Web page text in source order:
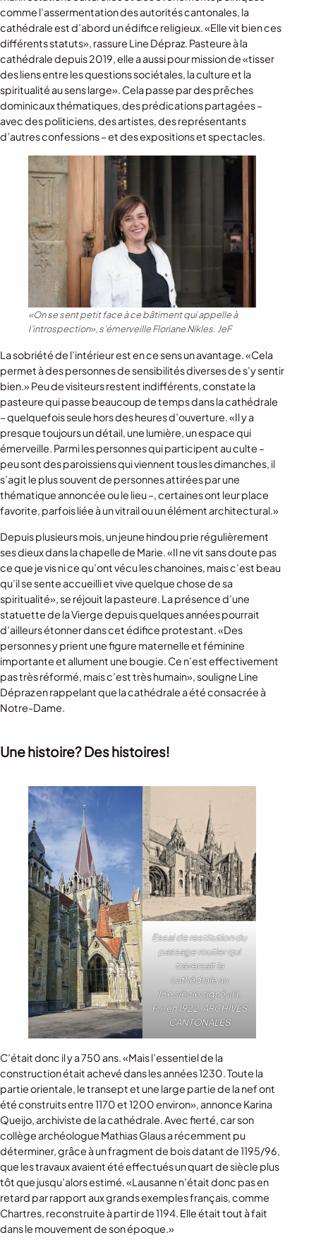
comme l’assermentation des autorités cantonales, la
cathédrale est d’abord un édifice religieux. «Elle vit bien ces
différents statuts», rassure Line Dépraz. Pasteure à la
cathédrale depuis 2019, elle a aussi pour mission de «tisser
des liens entre les questions sociétales, la culture et la
spiritualité au sens large». Cela passe par des prêches
dominicaux thématiques, des prédications partagées –
avec des politiciens, des artistes, des représentants
d’autres confessions – et des expositions et spectacles.
«On se sent petit face à ce bâtiment qui appelle à
l’introspection», s’émerveille Floriane Nikles.JeF
La sobriété de l’intérieur est en ce sens un avantage. «Cela
permet à des personnes de sensibilités diverses de s’y sentir
bien.» Peu de visiteurs restent indifférents, constate la
pasteure qui passe beaucoup de temps dans la cathédrale
– quelquefois seule hors des heures d’ouverture. «Il y a
presque toujours un détail, une lumière, un espace qui
émerveille. Parmi les personnes qui participent au culte –
peu sont des paroissiens qui viennent tous les dimanches, il
s’agit le plus souvent de personnes attirées par une
thématique annoncée ou le lieu –, certaines ont leur place
favorite, parfois liée à un vitrail ou un élément architectural.»
Depuis plusieurs mois, un jeune hindou prie régulièrement
ses dieux dans la chapelle de Marie. «Il ne vit sans doute pas
ce que je vis ni ce qu’ont vécu les chanoines, mais c’est beau
qu’il se sente accueilli et vive quelque chose de sa
spiritualité», se réjouit la pasteure. La présence d’une
statuette de la Vierge depuis quelques années pourrait
d’ailleurs étonner dans cet édifice protestant. «Des
personnes y prient une figure maternelle et féminine
importante et allument une bougie. Ce n’est effectivement
pas très réformé, mais c’est très humain», souligne Line
Dépraz en rappelant que la cathédrale a été consacrée à
Notre-Dame.
Une histoire? Des histoires!
Essai de restitution du
passage routier qui
traversait la
cathédrale au
13e siècle signé «H.
F.» en 1922. ARCHIVES
CANTONALES
C’était donc il y a 750 ans. «Mais l’essentiel de la
construction était achevé dans les années 1230. Toute la
partie orientale, le transept et une large partie de la nef ont
été construits entre 1170 et 1200 environ», annonce Karina
Queijo, archiviste de la cathédrale. Avec fierté, car son
collège archéologue Mathias Glaus a récemment pu
déterminer, grâce à un fragment de bois datant de 1195/96,
que les travaux avaient été effectués un quart de siècle plus
tôt que jusqu’alors estimé. «Lausanne n’était donc pas en
retard par rapport aux grands exemples français, comme
Chartres, reconstruite à partir de 1194. Elle était tout à fait
dans le mouvement de son époque.»